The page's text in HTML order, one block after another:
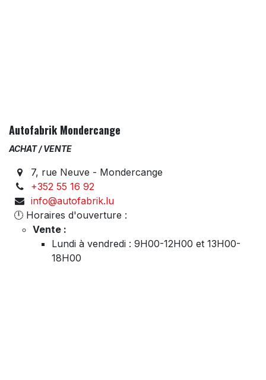
Autofabrik Mondercange
ACHAT / VENTE
7, rue Neuve - Mondercange
+352 55 16 92
info@autofabrik.lu
🕛 Horaires d'ouverture :
Vente :
Lundi à vendredi : 9H00-12H00 et 13H00-
18H00